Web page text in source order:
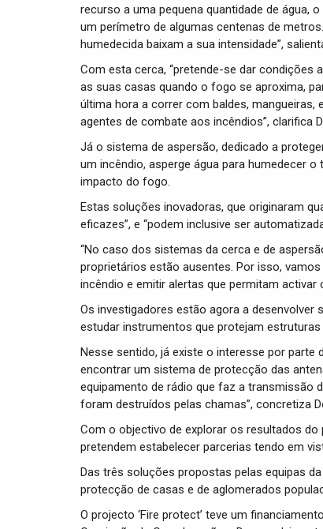
recurso a uma pequena quantidade de água,
um perímetro de algumas centenas de
humedecida baixam a sua intensidade”,
Com esta cerca, “pretende-se dar condições
as suas casas quando o fogo se aproxima,
última hora a correr com baldes,
agentes de combate aos incêndios”, clarifica
Já o sistema de aspersão, dedicado a
um incêndio, asperge água para humedecer
impacto do fogo.
Estas soluções inovadoras, que originaram
eficazes”, e “podem inclusive ser
“No caso dos sistemas da cerca e de
proprietários estão ausentes. Por isso,
incêndio e emitir alertas que permitam
Os investigadores estão agora a desenvolver
estudar instrumentos que protejam
Nesse sentido, já existe o interesse por parte
encontrar um sistema de protecção das
equipamento de rádio que faz a transmissão
foram destruídos pelas chamas”, concretiza
Com o objectivo de explorar os resultados do
pretendem estabelecer parcerias tendo em
Das três soluções propostas pelas equipas
protecção de casas e de aglomerados
O projecto ‘Fire protect’ teve um